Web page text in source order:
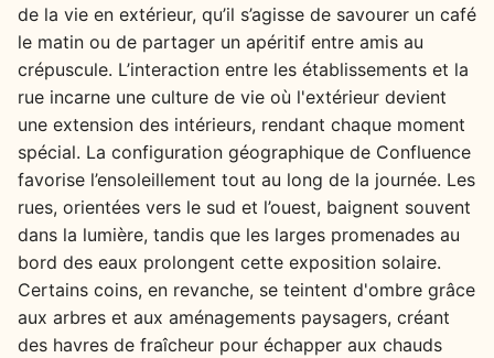
de la vie en extérieur, qu’il s’agisse de savourer un café
le matin ou de partager un apéritif entre amis au
crépuscule. L’interaction entre les établissements et la
rue incarne une culture de vie où l'extérieur devient
une extension des intérieurs, rendant chaque moment
spécial. La configuration géographique de Confluence
favorise l’ensoleillement tout au long de la journée. Les
rues, orientées vers le sud et l’ouest, baignent souvent
dans la lumière, tandis que les larges promenades au
bord des eaux prolongent cette exposition solaire.
Certains coins, en revanche, se teintent d'ombre grâce
aux arbres et aux aménagements paysagers, créant
des havres de fraîcheur pour échapper aux chauds